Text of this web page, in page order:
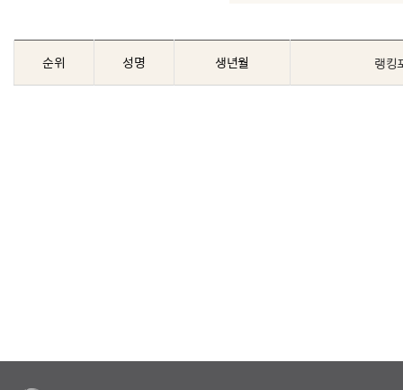
순위 성명 생년월 랭킹